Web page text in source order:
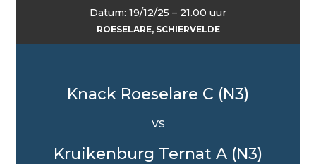
Datum: 19/12/25 – 21.00 uur
ROESELARE, SCHIERVELDE
Knack Roeselare C (N3)
VS
Kruikenburg Ternat A (N3)